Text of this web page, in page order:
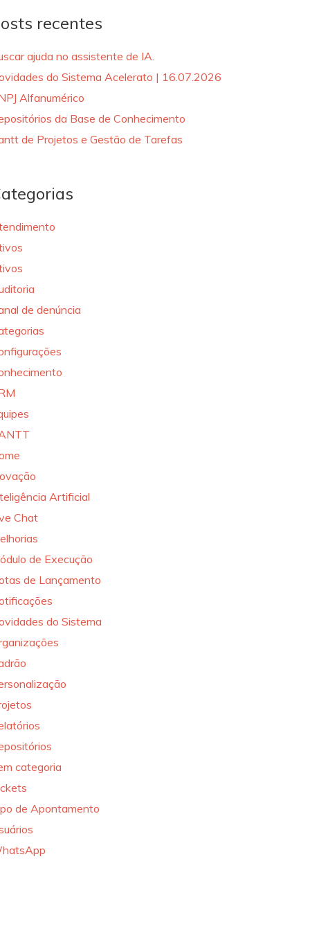
recentes
ajuda no assistente de IA.
do Sistema Acelerato | 16.07.2026
Alfanumérico
da Base de Conhecimento
de Projetos e Gestão de Tarefas
de denúncia
Artificial
Chat
de Execução
de Lançamento
do Sistema
categoria
de Apontamento